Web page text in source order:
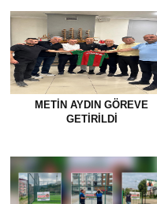
METİN AYDIN GÖREVE
GETİRİLDİ